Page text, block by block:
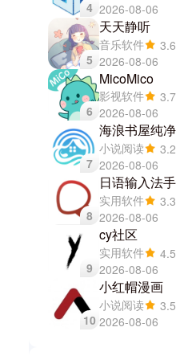
4 2026-08-06
5
天天静听
音乐软件
3.6
2026-08-06
6
MicoMico
影视软件
3.7
2026-08-06
7
海浪书屋纯
小说阅读
3.2
2026-08-06
8
日语输入法
实用软件
3.3
2026-08-06
9
cy社区
实用软件
4.5
2026-08-06
10
小红帽漫画
小说阅读
3.5
2026-08-06